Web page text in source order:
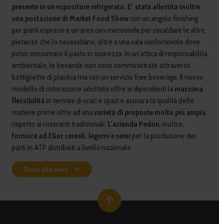
presente in un espositore refrigerato. E’ stata allestita inoltre
una postazione di Market Food Show con un angolo finishing
per piatti espressi e un’area con microonde per riscaldare le altre
pietanze che lo necessitano, oltre a una sala confortevole dove
poter consumare il pasto in sicurezza. In un’ottica di responsabilità
ambientale, le bevande non sono somministrate attraverso
bottigliette di plastica ma con un servizio free beverage. Il nuovo
modello di ristorazione adottato offre ai dipendenti la massima
flessibilità in termini di orari e spazi e assicura la qualità delle
materie prime oltre ad unavarietà di proposte molto più ampia
rispetto ai ristoranti tradizionali. L’azienda Pedon, inoltre,
fornisce ad Elior cereali, legumi e semi per la produzione dei
pasti in ATP distribuiti a livello nazionale.
Torna alle news